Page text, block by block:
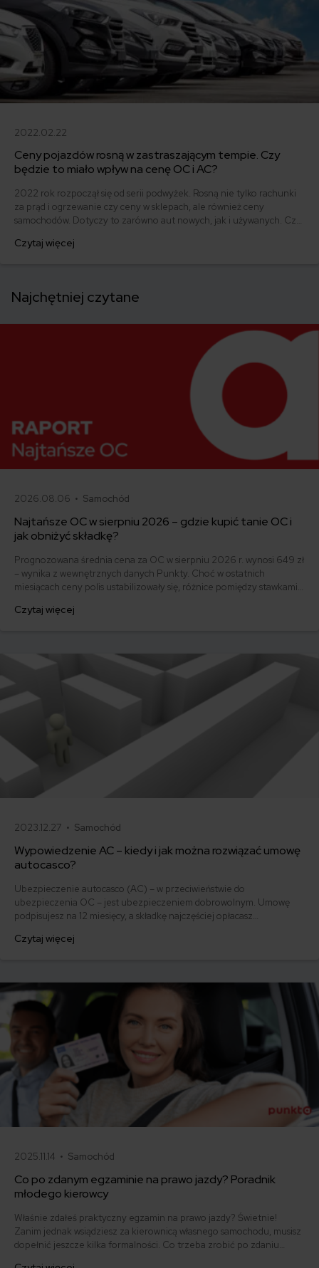
2022.02.22
Ceny pojazdów rosną w zastraszającym tempie. Czy
będzie to miało wpływ na cenę OC i AC?
2022 rok rozpoczął się od serii podwyżek. Rosną nie tylko rachunki
za prąd i ogrzewanie czy ceny w sklepach, ale również ceny
samochodów. Dotyczy to zarówno aut nowych, jak i używanych. Czy
komunikacyjne?
Czytaj więcej
Najchętniej czytane
2026.08.06 • Samochód
Najtańsze OC w sierpniu 2026 – gdzie kupić tanie OC i
jak obniżyć składkę?
Prognozowana średnia cena za OC w sierpniu 2026 r. wynosi 649 zł
– wynika z wewnętrznych danych Punkty. Choć w ostatnich
miesiącach ceny polis ustabilizowały się, różnice pomiędzy stawkami
500 zł, inni – powyżej 1500 zł. Gdzie znaleźć najtańsze OC w Polsce
Czytaj więcej
2023.12.27 • Samochód
Wypowiedzenie AC – kiedy i jak można rozwiązać umowę
autocasco?
Ubezpieczenie autocasco (AC) – w przeciwieństwie do
ubezpieczenia OC – jest ubezpieczeniem dobrowolnym. Umowę
podpisujesz na 12 miesięcy, a składkę najczęściej opłacasz
ofertę lub zdecydowałeś się sprzedać samochód w trakcie trwania
Czytaj więcej
2025.11.14 • Samochód
Co po zdanym egzaminie na prawo jazdy? Poradnik
młodego kierowcy
Właśnie zdałeś praktyczny egzamin na prawo jazdy? Świetnie!
Zanim jednak wsiądziesz za kierownicą własnego samochodu, musisz
dopełnić jeszcze kilka formalności. Co trzeba zrobić po zdaniu